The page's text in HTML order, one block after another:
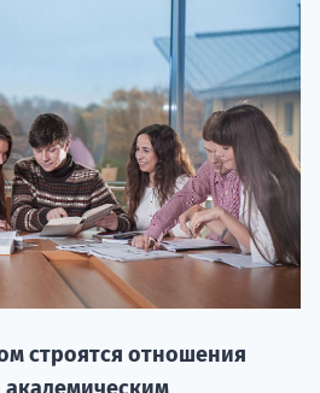
строятся отношения
НАБОР